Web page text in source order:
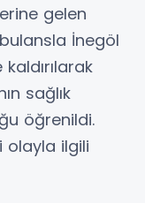
gelen
İnegöl
sağlık
öğrenildi.
olayla ilgili